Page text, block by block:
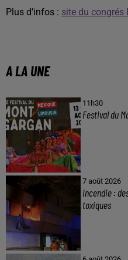
Plus d'infos : site du congrés
A LA UNE
11h30
Festival du
7 août 2026
Incendie :
toxiques